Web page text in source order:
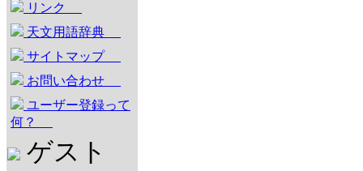
リンク
天文用語辞典
サイトマップ
お問い合わせ
ユーザー登録って
何？
ゲスト